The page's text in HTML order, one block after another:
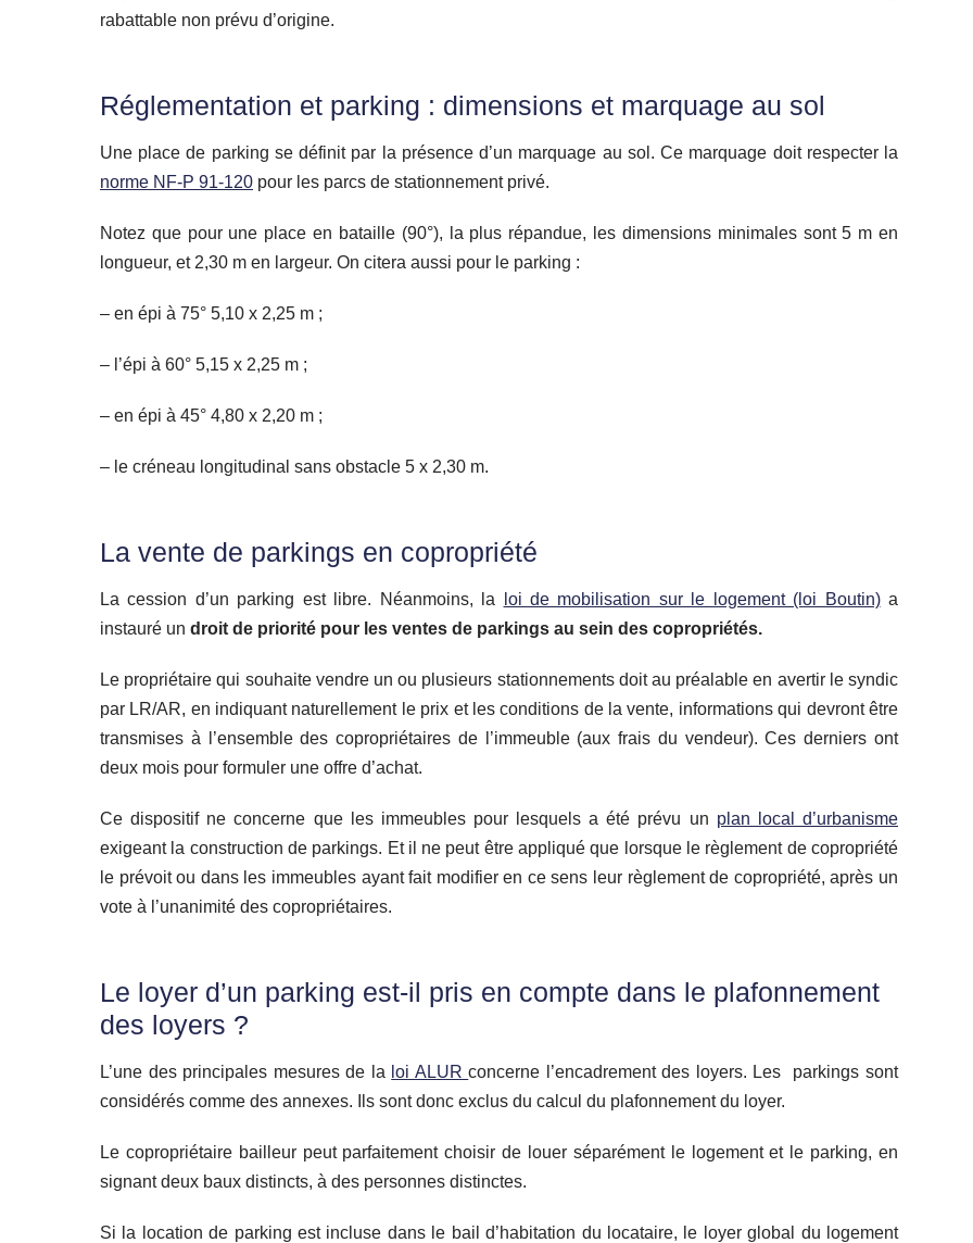
rabattable non prévu d’origine.
Réglementation et parking : dimensions et marquage au sol
Une place de parking se définit par la présence d’un marquage au sol. Ce marquage doit respecter la
norme NF-P 91-120 pour les parcs de stationnement privé.
Notez que pour une place en bataille (90°), la plus répandue, les dimensions minimales sont 5 m en
longueur, et 2,30 m en largeur. On citera aussi pour le parking :
– en épi à 75° 5,10 x 2,25 m ;
– l’épi à 60° 5,15 x 2,25 m ;
– en épi à 45° 4,80 x 2,20 m ;
– le créneau longitudinal sans obstacle 5 x 2,30 m.
La vente de parkings en copropriété
La cession d’un parking est libre. Néanmoins, la loi de mobilisation sur le logement (loi Boutin)a
instauré un droit de priorité pour les ventes de parkings au sein des copropriétés.
Le propriétaire qui souhaite vendre un ou plusieurs stationnements doit au préalable en avertir le syndic
par LR/AR, en indiquant naturellement le prix et les conditions de la vente, informations qui devront être
transmises à l’ensemble des copropriétaires de l’immeuble (aux frais du vendeur). Ces derniers ont
deux mois pour formuler une offre d’achat.
Ce dispositif ne concerne que les immeubles pour lesquels a été prévu un plan local d’urbanisme
exigeant la construction de parkings. Et il ne peut être appliqué que lorsque le règlement de copropriété
le prévoit ou dans les immeubles ayant fait modifier en ce sens leur règlement de copropriété, après un
vote à l’unanimité des copropriétaires.
Le loyer d’un parking est-il pris en compte dans le plafonnement
des loyers ?
L’une des principales mesures de la loi ALURconcerne l’encadrement des loyers. Les parkings sont
considérés comme des annexes. Ils sont donc exclus du calcul du plafonnement du loyer.
Le copropriétaire bailleur peut parfaitement choisir de louer séparément le logement et le parking, en
signant deux baux distincts, à des personnes distinctes.
Si la location de parking est incluse dans le bail d’habitation du locataire, le loyer global du logement